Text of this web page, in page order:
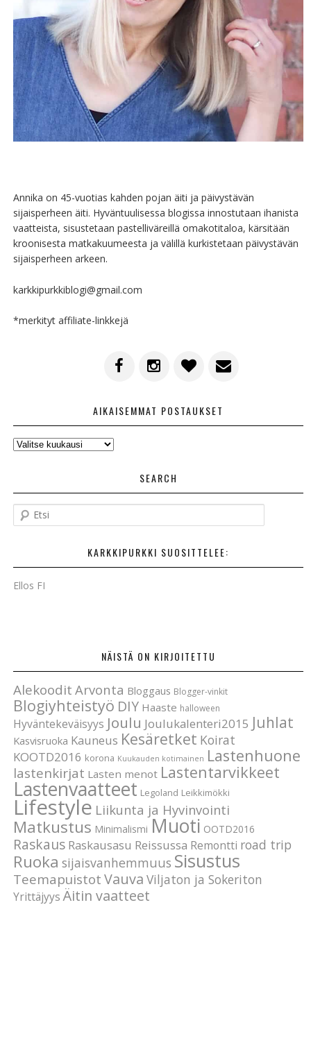
Annika on 45-vuotias kahden pojan äiti ja päivystävän
sijaisperheen äiti. Hyväntuulisessa blogissa innostutaan ihanista
vaatteista, sisustetaan pastelliväreillä omakotitaloa, kärsitään
kroonisesta matkakuumeesta ja välillä kurkistetaan päivystävän
sijaisperheen arkeen.
karkkipurkkiblogi@gmail.com
*merkityt affiliate-linkkejä
AIKAISEMMAT POSTAUKSET
AIKAISEMMAT
SEARCH
t
KARKKIPURKKI SUOSITTELEE:
Ellos FI
NÄISTÄ ON KIRJOITETTU
Alekoodit Arvonta Bloggaus Blogger-vinkit
Blogiyhteistyö DIY Haaste halloween
Hyväntekeväisyys Joulu Joulukalenteri2015 Juhlat
Kasvisruoka Kauneus Kesäretket Koirat
KOOTD2016 korona Kuukauden kotimainen Lastenhuone
lastenkirjat Lasten menot Lastentarvikkeet
Lastenvaatteet Legoland Leikkimökki
Lifestyle Liikunta ja Hyvinvointi
Matkustus Minimalismi Muoti OOTD2016
Raskaus Raskausasu Reissussa Remontti road trip
Ruoka sijaisvanhemmuus Sisustus
Teemapuistot Vauva Viljaton ja Sokeriton
Yrittäjyys Äitin vaatteet